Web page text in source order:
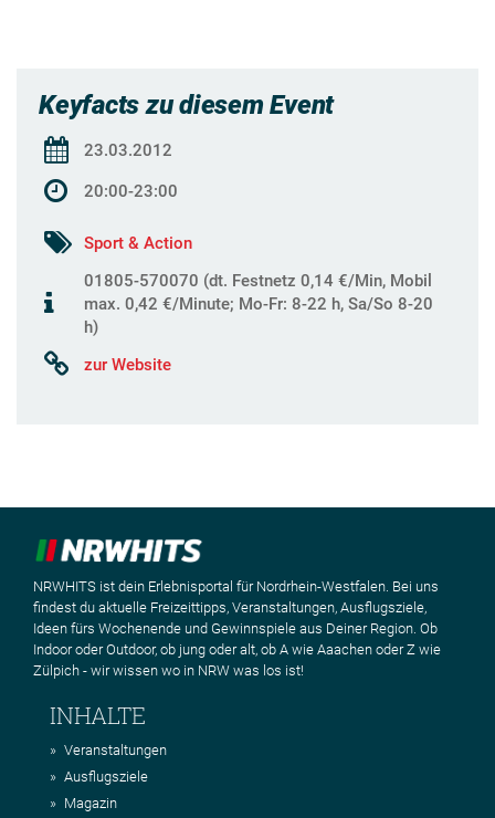
Keyfacts zu diesem Event
23.03.2012
20:00-23:00
Sport & Action
01805-570070 (dt. Festnetz 0,14 €/Min, Mobil
max. 0,42 €/Minute; Mo-Fr: 8-22 h, Sa/So 8-20
h)
zur Website
NRWHITS ist dein Erlebnisportal für Nordrhein-Westfalen. Bei uns
findest du aktuelle Freizeittipps, Veranstaltungen, Ausflugsziele,
Ideen fürs Wochenende und Gewinnspiele aus Deiner Region. Ob
Indoor oder Outdoor, ob jung oder alt, ob A wie Aaachen oder Z wie
Zülpich - wir wissen wo in NRW was los ist!
INHALTE
Veranstaltungen
Ausflugsziele
Magazin